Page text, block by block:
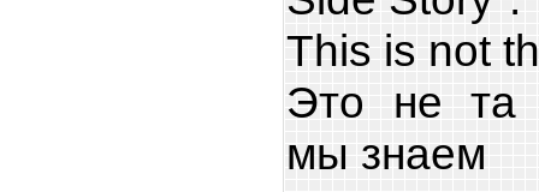
This is not
Это не та
мы знаем